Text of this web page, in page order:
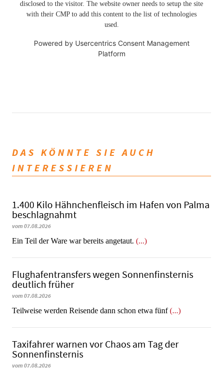
disclosed to the visitor. The website owner needs to setup the site
with their CMP to add this content to the list of technologies
used.
Powered by Usercentrics Consent Management
Platform
DAS KÖNNTE SIE AUCH
INTERESSIEREN
1.400 Kilo Hähnchenfleisch im Hafen von Palma
beschlagnahmt
vom 07.08.2026
​​​​​​​Ein Teil der Ware war bereits angetaut. (...)
Flughafentransfers wegen Sonnenfinsternis
deutlich früher
vom 07.08.2026
Teilweise werden Reisende dann schon etwa fünf(...)
Taxifahrer warnen vor Chaos am Tag der
Sonnenfinsternis
vom 07.08.2026